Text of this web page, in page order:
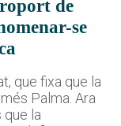
de
se
que fixa que la
Palma. Ara
que la